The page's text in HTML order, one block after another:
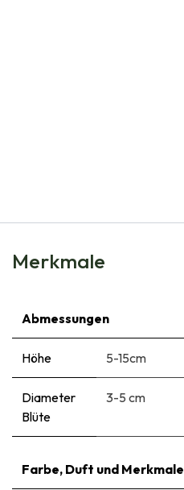
Merkmale
Abmessungen
Höhe 5-15cm
Diameter
Blüte
3-5 cm
Farbe, Duft und Merkmale